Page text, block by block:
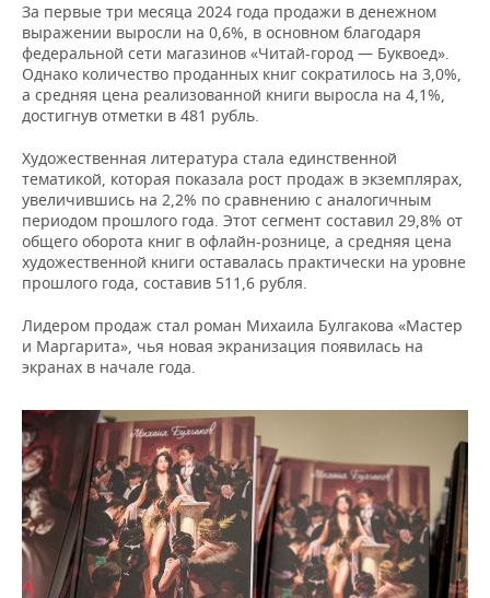
ВОЛЕЙБОЛ
КИБЕРСПОРТ
ФИГУРНОЕ КАТАНИЕ
ВОДНЫЕ ВИДЫ СПОРТА
ХОККЕЙ С МЯЧОМ
ИСТОРИЯ
КУЛЬТУРА
МЕДИЦИНА
ОБРАЗОВАНИЕ
ПРОИСШЕСТВИЯ
СПИСОК ПЕРСОН
СПИСОК КОМПАНИЙ
ПОЛНАЯ ВЕРСИЯ
За первые три месяца 2024 года продажи в денежном
выражении выросли на 0,6%, в основном благодаря
федеральной сети магазинов «Читай-город — Буквоед».
Однако количество проданных книг сократилось на 3,0%,
а средняя цена реализованной книги выросла на 4,1%,
достигнув отметки в 481 рубль.
Художественная литература стала единственной
тематикой, которая показала рост продаж в экземплярах,
увеличившись на 2,2% по сравнению с аналогичным
периодом прошлого года. Этот сегмент составил 29,8% от
общего оборота книг в офлайн-рознице, а средняя цена
художественной книги оставалась практически на уровне
прошлого года, составив 511,6 рубля.
Лидером продаж стал роман Михаила Булгакова «Мастер
и Маргарита», чья новая экранизация появилась на
экранах в начале года.